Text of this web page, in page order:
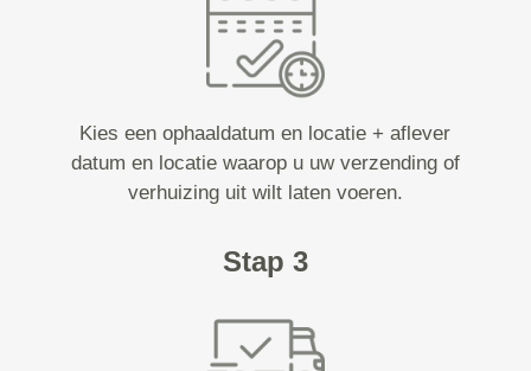
Kies een ophaaldatum en locatie + aflever
datum en locatie waarop u uw verzending of
verhuizing uit wilt laten voeren.
Stap 3